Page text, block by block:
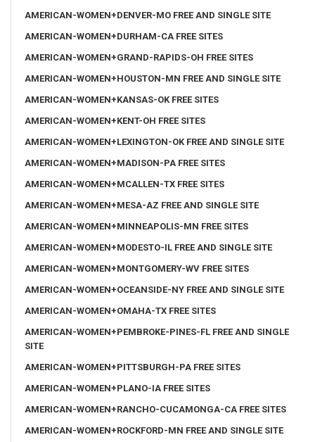
AMERICAN-WOMEN+DENVER-MO FREE AND SINGLE SITE
AMERICAN-WOMEN+DURHAM-CA FREE SITES
AMERICAN-WOMEN+GRAND-RAPIDS-OH FREE SITES
AMERICAN-WOMEN+HOUSTON-MN FREE AND SINGLE SITE
AMERICAN-WOMEN+KANSAS-OK FREE SITES
AMERICAN-WOMEN+KENT-OH FREE SITES
AMERICAN-WOMEN+LEXINGTON-OK FREE AND SINGLE SITE
AMERICAN-WOMEN+MADISON-PA FREE SITES
AMERICAN-WOMEN+MCALLEN-TX FREE SITES
AMERICAN-WOMEN+MESA-AZ FREE AND SINGLE SITE
AMERICAN-WOMEN+MINNEAPOLIS-MN FREE SITES
AMERICAN-WOMEN+MODESTO-IL FREE AND SINGLE SITE
AMERICAN-WOMEN+MONTGOMERY-WV FREE SITES
AMERICAN-WOMEN+OCEANSIDE-NY FREE AND SINGLE SITE
AMERICAN-WOMEN+OMAHA-TX FREE SITES
AMERICAN-WOMEN+PEMBROKE-PINES-FL FREE AND SINGLE
SITE
AMERICAN-WOMEN+PITTSBURGH-PA FREE SITES
AMERICAN-WOMEN+PLANO-IA FREE SITES
AMERICAN-WOMEN+RANCHO-CUCAMONGA-CA FREE SITES
AMERICAN-WOMEN+ROCKFORD-MN FREE AND SINGLE SITE